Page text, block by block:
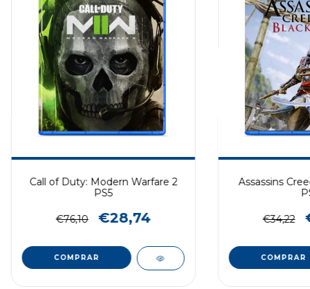
Call of Duty: Modern Warfare 2
PS5
€76,10 €28,74
COMPRAR
Assassins
€34,22
COMPRAR